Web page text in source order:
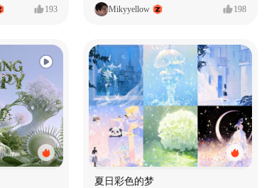
193 Mikyyellow 198
夏日彩色的梦